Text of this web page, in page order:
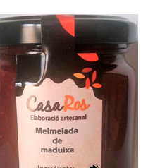
ADD TO CART /
VIEW